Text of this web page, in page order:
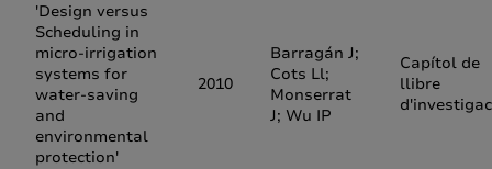
'Design versus
Scheduling in
micro-irrigation
systems for
water-saving
and
environmental
protection'
2010
Barragán J;
Cots Ll;
Monserrat
J; Wu IP
Capítol de
llibre